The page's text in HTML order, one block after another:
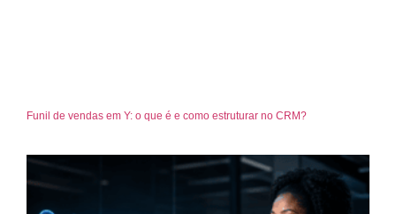
Funil de vendas em Y: o que é e como estruturar no CRM?